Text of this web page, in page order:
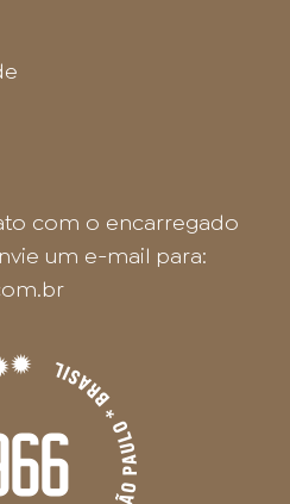
com o encarregado
um e-mail para: